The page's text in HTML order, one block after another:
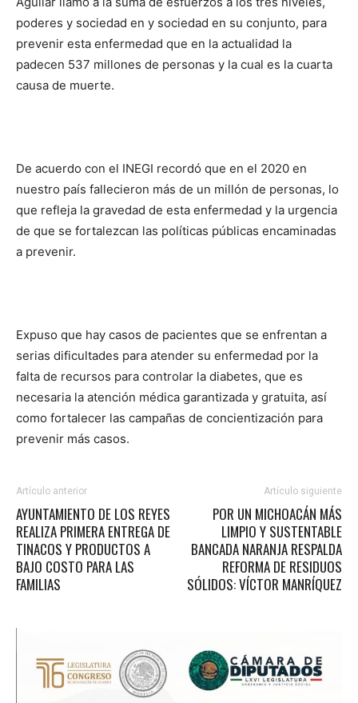
poderes y sociedad en y sociedad en su conjunto, para
prevenir esta enfermedad que en la actualidad la
padecen 537 millones de personas y la cual es la cuarta
causa de muerte.
De acuerdo con el INEGI recordó que en el 2020 en
nuestro país fallecieron más de un millón de personas, lo
que refleja la gravedad de esta enfermedad y la urgencia
de que se fortalezcan las políticas públicas encaminadas
a prevenir.
Expuso que hay casos de pacientes que se enfrentan a
serias dificultades para atender su enfermedad por la
falta de recursos para controlar la diabetes, que es
necesaria la atención médica garantizada y gratuita, así
como fortalecer las campañas de concientización para
prevenir más casos.
Artículo anterior
AYUNTAMIENTO DE LOS REYES
REALIZA PRIMERA ENTREGA DE
TINACOS Y PRODUCTOS A
BAJO COSTO PARA LAS
FAMILIAS
Artículo siguiente
POR UN MICHOACÁN MÁS
LIMPIO Y SUSTENTABLE
BANCADA NARANJA RESPALDA
REFORMA DE RESIDUOS
SÓLIDOS: VÍCTOR MANRÍQUEZ